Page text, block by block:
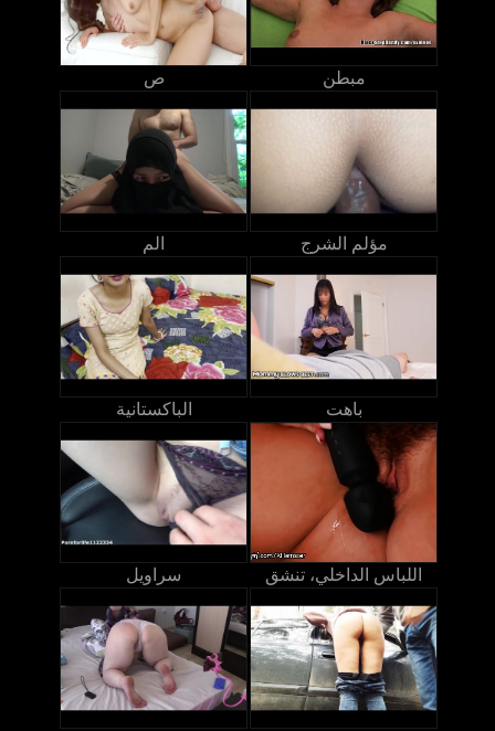
ص مبطن
الم مؤلم الشرج
الباكستانية باهت
سراويل اللباس الداخلي، تنشق